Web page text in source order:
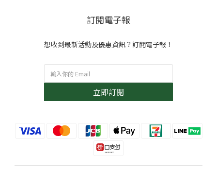
訂閱電子報
想收到最新活動及優惠資訊？訂閱電子報！
立即訂閱